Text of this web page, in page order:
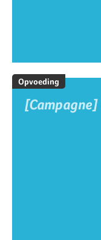
Opvoeding
[Campagne]